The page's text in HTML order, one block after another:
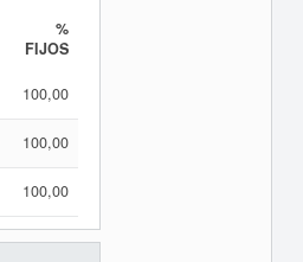
%
FIJOS
100,00
100,00
100,00